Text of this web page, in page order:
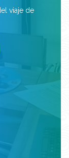
viaje de